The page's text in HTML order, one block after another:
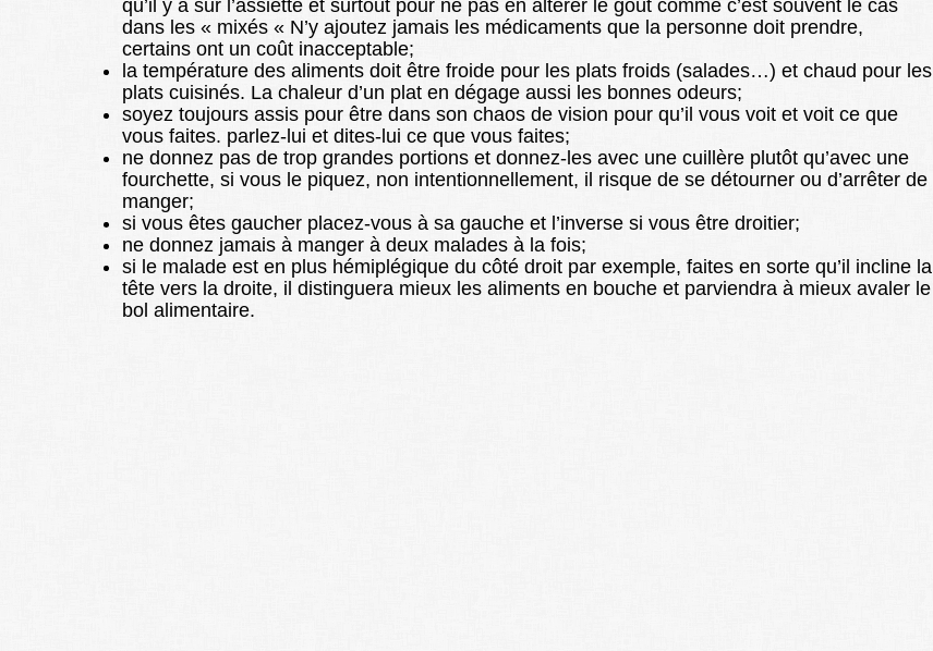
qu’il y a sur l’assiette et surtout pour ne pas en altérer le goût comme c’est souvent le cas
dans les « mixés « N’y ajoutez jamais les médicaments que la personne doit prendre,
certains ont un coût inacceptable;
la température des aliments doit être froide pour les plats froids (salades…) et chaud pour les
plats cuisinés. La chaleur d’un plat en dégage aussi les bonnes odeurs;
soyez toujours assis pour être dans son chaos de vision pour qu’il vous voit et voit ce que
vous faites. parlez-lui et dites-lui ce que vous faites;
ne donnez pas de trop grandes portions et donnez-les avec une cuillère plutôt qu’avec une
fourchette, si vous le piquez, non intentionnellement, il risque de se détourner ou d’arrêter de
manger;
si vous êtes gaucher placez-vous à sa gauche et l’inverse si vous être droitier;
ne donnez jamais à manger à deux malades à la fois;
si le malade est en plus hémiplégique du côté droit par exemple, faites en sorte qu’il incline la
tête vers la droite, il distinguera mieux les aliments en bouche et parviendra à mieux avaler le
bol alimentaire.